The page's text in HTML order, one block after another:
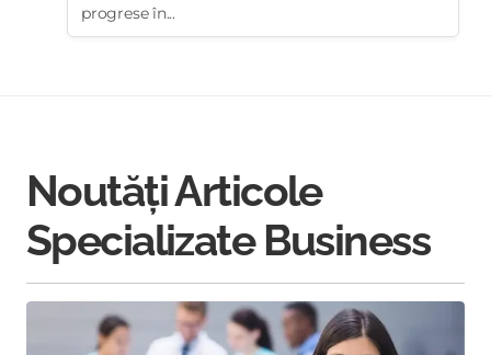
progrese în...
Noutăți Articole
Specializate Business